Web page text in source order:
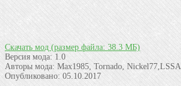
Скачать мод (размер файла: 38.3 МБ)
Версия мода: 1.0
Авторы мода: Max1985, Tornado, Nickel77,LSSA
Опубликовано:05.10.2017